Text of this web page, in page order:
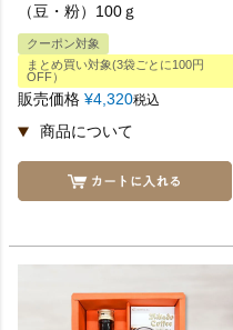
（豆・粉）100ｇ
クーポン対象
まとめ買い対象(3袋ごとに100円
OFF）
販売価格 ¥4,320税込